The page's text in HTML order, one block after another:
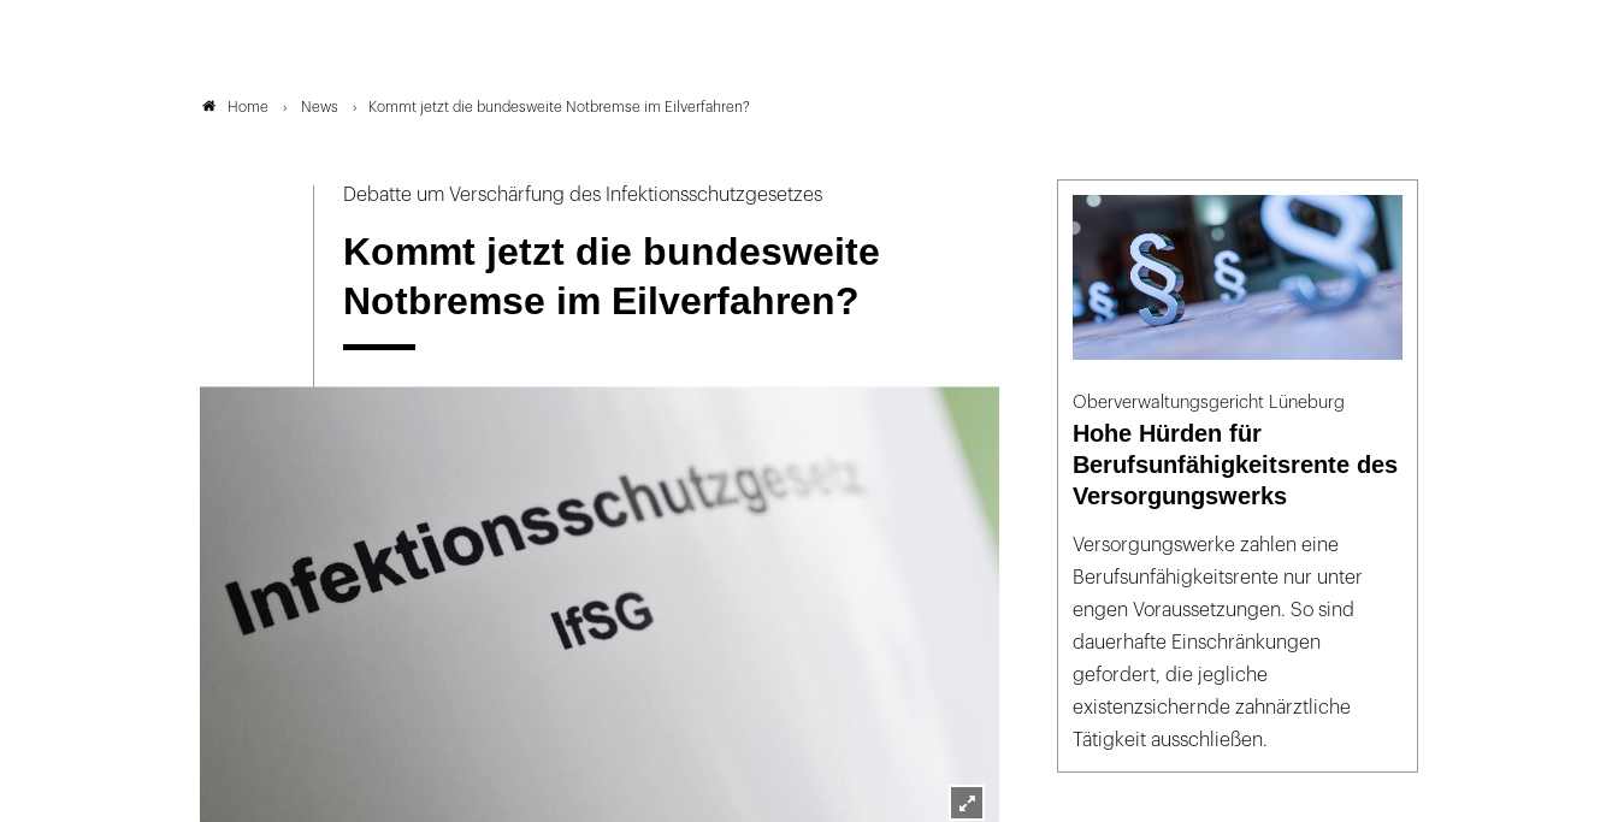
Home News Kommt jetzt die bundesweite Notbremse im Eilverfahren?
Debatte um Verschärfung des Infektionsschutzgesetzes
Kommt jetzt die bundesweite
Notbremse im Eilverfahren?
Oberverwaltungsgericht Lüneburg
Hohe Hürden für
Berufsunfähigkeitsrente des
Versorgungswerks
Versorgungswerke zahlen eine
Berufsunfähigkeitsrente nur unter
engen Voraussetzungen. So sind
dauerhafte Einschränkungen
gefordert, die jegliche
existenzsichernde zahnärztliche
Tätigkeit ausschließen.